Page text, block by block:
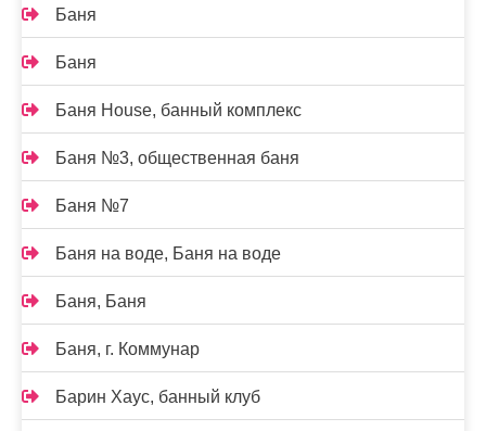
Баня
Баня
Баня House, банный комплекс
Баня №3, общественная баня
Баня №7
Баня на воде, Баня на воде
Баня, Баня
Баня, г. Коммунар
Барин Хаус, банный клуб